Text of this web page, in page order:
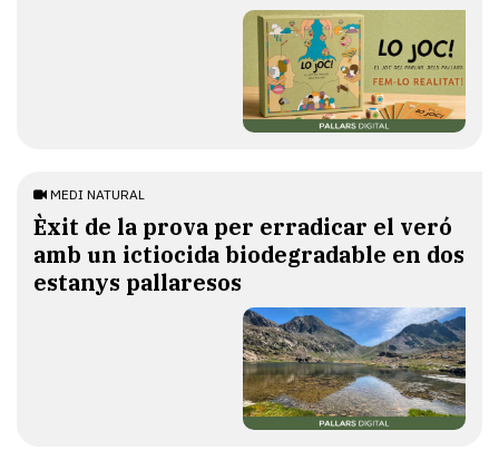
MEDI NATURAL
Èxit de la prova per erradicar el veró
amb un ictiocida biodegradable en dos
estanys pallaresos